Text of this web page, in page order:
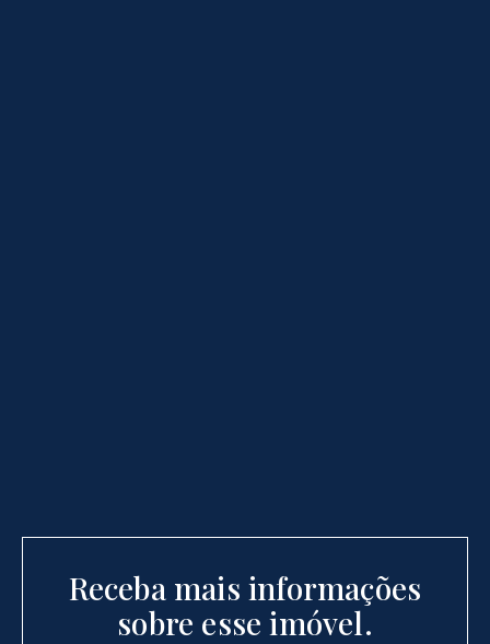
Receba mais informações
sobre esse imóvel.